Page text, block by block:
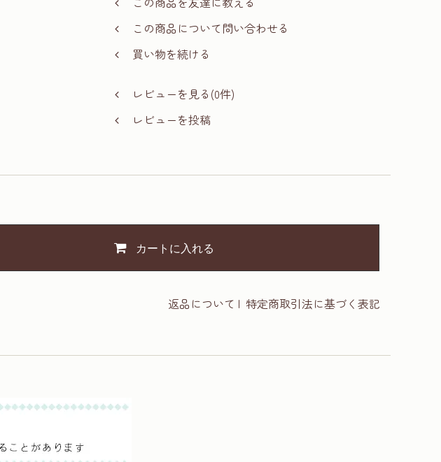
この商品について問い合わせる
買い物を続ける
レビューを見る(0件)
レビューを投稿
カートに入れる
返品について | 特定商取引法に基づく表記